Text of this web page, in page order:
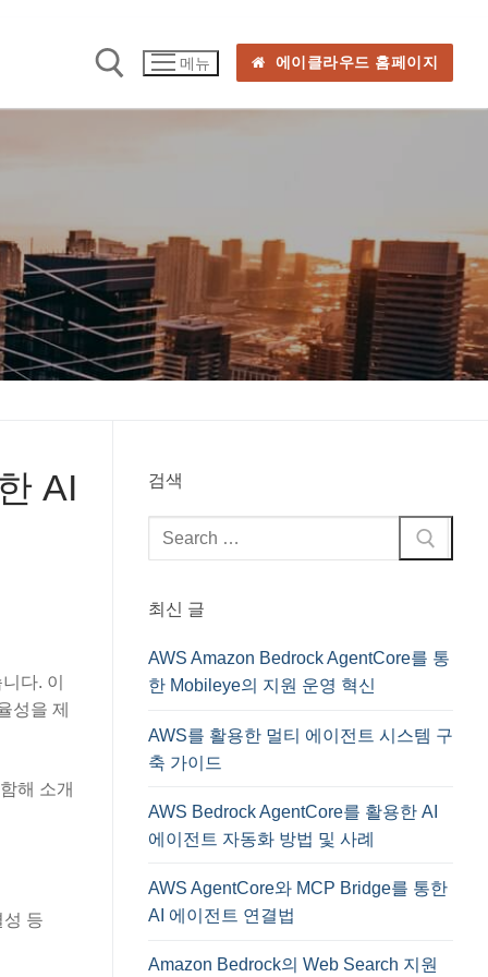
메뉴 에이클라우드 홈페이지
AI
다. 이
성을 제
해 소개
등
검색
검
색
최신 글
AWS Amazon Bedrock AgentCore를 통
한 Mobileye의 지원 운영 혁신
AWS를 활용한 멀티 에이전트 시스템 구
축 가이드
AWS Bedrock AgentCore를 활용한 AI
에이전트 자동화 방법 및 사례
AWS AgentCore와 MCP Bridge를 통한
AI 에이전트 연결법
Amazon Bedrock의 Web Search 지원